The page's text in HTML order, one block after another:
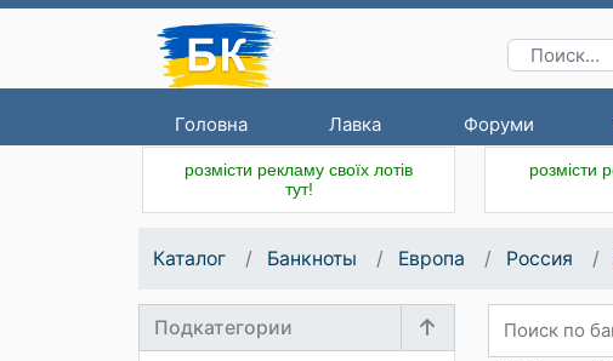
Головна Лавка Форуми
розмісти рекламу своїх лотів
тут!
розмісти
Каталог Банкноты Европа Россия
Подкатегории